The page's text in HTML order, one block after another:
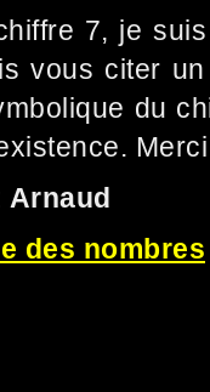
7, je
vous citer un
du
Arnaud
des nombres